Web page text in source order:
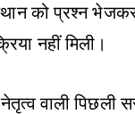
को प्रश्न
नहीं मिली।
वाली पिछली